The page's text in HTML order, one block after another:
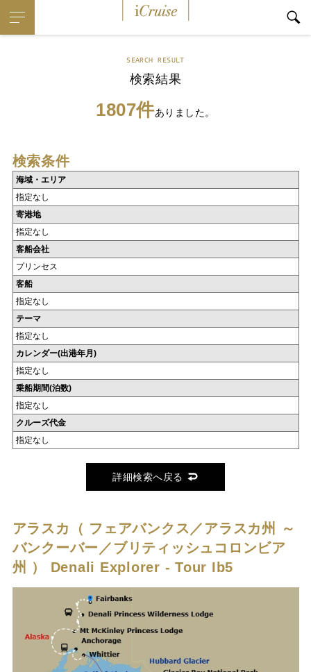
SEARCH RESULT
検索結果
1807件ありました。
検索条件
海域・エリア
指定なし
寄港地
指定なし
客船会社
プリンセス
客船
指定なし
テーマ
指定なし
カレンダー(出港年月)
指定なし
乗船期間(泊数)
指定なし
クルーズ代金
指定なし
詳細検索へ戻る
アラスカ（ フェアバンクス／アラスカ州 ～
バンクーバー／ブリティッシュコロンビア
州 ） Denali Explorer - Tour Ib5